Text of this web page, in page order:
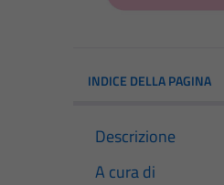
INDICE DELLA PAGINA
Descrizione
A cura di